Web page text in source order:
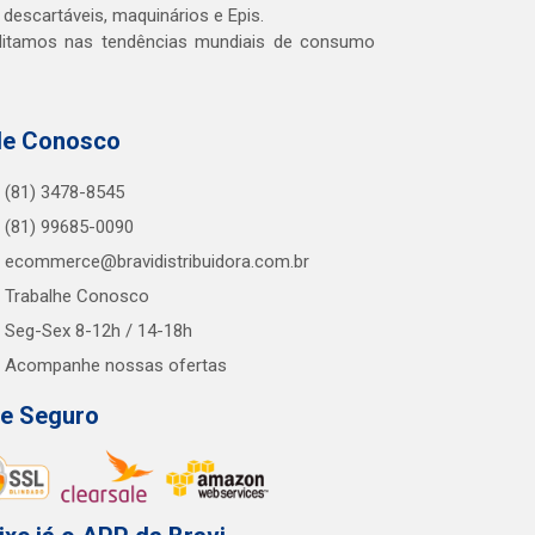
maquinários e Epis.
nas tendências mundiais de consumo
Conosco
(81) 3478-8545
(81) 99685-0090
ecommerce@bravidistribuidora.com.br
Trabalhe Conosco
Seg-Sex 8-12h / 14-18h
Acompanhe nossas ofertas
Seguro